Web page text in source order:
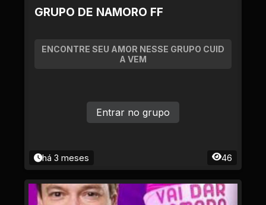
GRUPO DE NAMORO FF
ENCONTRE SEU AMOR NESSE GRUPO CUID
A VEM
há 3 meses 46
Entrar no grupo